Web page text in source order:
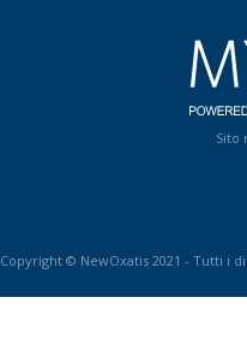
Sito
Copyright © NewOxatis 2021 - Tutti i